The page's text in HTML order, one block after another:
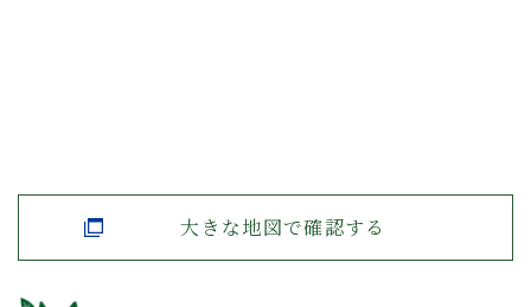
大きな地図で確認する